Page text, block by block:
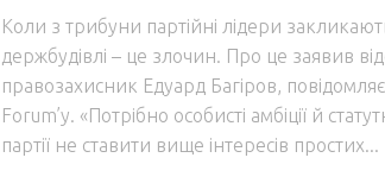
Коли з трибуни партійні лідери
держбудівлі – це злочин. Про це заявив
правозахисник Едуард Багіров,
Forum’у. «Потрібно особисті амбіції й
партії не ставити вище інтересів простих...